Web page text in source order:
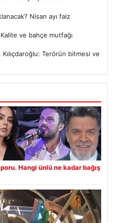
Nisan ayı faiz
ve bahçe mutfağı
Kılıçdaroğlu: Terörün bitmesi ve
Hangi ünlü ne kadar bağış